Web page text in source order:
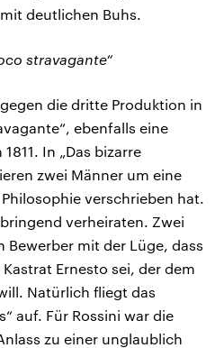
deutlichen Buhs.
stravagante“
die dritte Produktion in
ebenfalls eine
In „Das bizarre
zwei Männer um eine
verschrieben hat.
verheiraten. Zwei
Bewerber mit der Lüge, dass
Ernesto sei, der dem
Natürlich fliegt das
auf. Für Rossini war die
zu einer unglaublich